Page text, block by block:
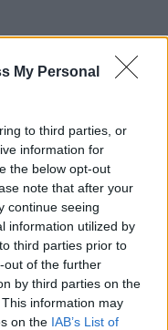
My Personal
to third parties, or
information for
the below opt-out
note that after your
continue seeing
information utilized by
third parties prior to
out of the further
by third parties on the
information may
on the IAB’s List of